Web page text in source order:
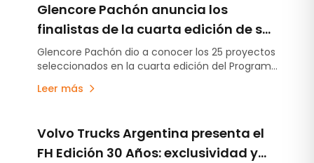
Detalle del capítulo argentino.
Glencore Pachón anuncia los
finalistas de la cuarta edición de su
programa de apoyo a
emprendedores de Calingasta
Glencore Pachón dio a conocer los 25 proyectos
seleccionados en la cuarta edición del Programa
Fondo Impulso Emprendedor, una iniciativa que
busca fortalecer el entramado productivo local
emprendedores.
Leer más
Volvo Trucks Argentina presenta el
FH Edición 30 Años: exclusividad y